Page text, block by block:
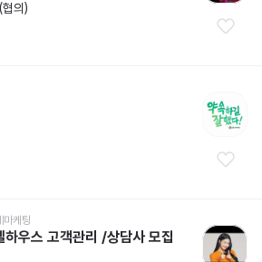
의)
마케팅
하우스 고객관리 /상담사 모집